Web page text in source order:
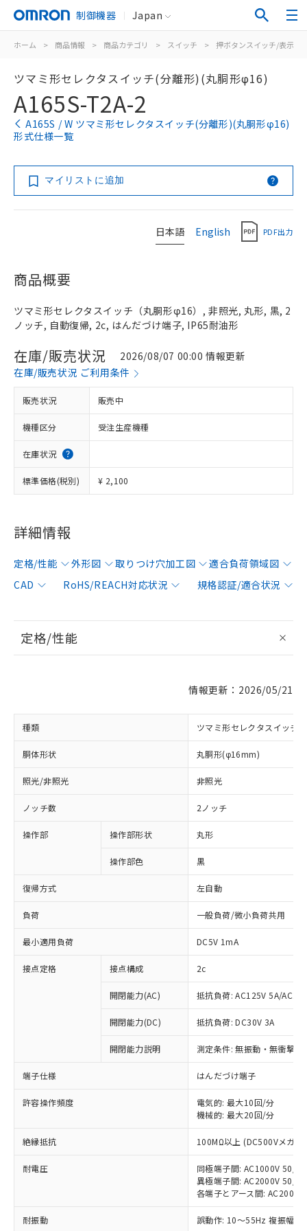
制御機器 Japan
ホーム > 商品情報 > 商品カテゴリ > スイッチ > 押ボタンスイッチ/表示灯
ツマミ形セレクタスイッチ(分離形)(丸胴形φ16)
A165S-T2A-2
A165S / W ツマミ形セレクタスイッチ(分離形)(丸胴形φ16)
形式仕様一覧
マイリストに追加
日本語 English PDF出力
商品概要
ツマミ形セレクタスイッチ（丸胴形φ16）, 非照光, 丸形, 黒, 2
ノッチ, 自動復帰, 2c, はんだづけ端子, IP65耐油形
在庫/販売状況
2026/08/07 00:00 情報更新
在庫/販売状況 ご利用条件
販売状況 販売中
機種区分 受注生産機種
在庫状況
標準価格(税別) ¥ 2,100
詳細情報
定格/性能 外形図 取りつけ穴加工図
適合負荷領域図
CAD
RoHS/REACH対応状況 規格認証/適合状況
定格/性能
情報更新：2026/05/21
種類 ツマミ形セレクタスイッチ
胴体形状 丸胴形(φ16mm)
照光/非照光 非照光
ノッチ数 2ノッチ
操作部 操作部形状 丸形
操作部色 黒
復帰方式 左自動
負荷 一般負荷/微小負荷共用
最小適用負荷 DC5V 1mA
接点定格 接点構成 2c
開閉能力(AC) 抵抗負荷: AC125V 5A/
開閉能力(DC) 抵抗負荷: DC30V 3A
開閉能力説明 測定条件: 無振動・無衝撃
端子仕様 はんだづけ端子
許容操作頻度
電気的: 最大10回/分
機械的: 最大20回/分
絶縁抵抗 100MΩ以上 (DC500Vメガ)
耐電圧
同極端子間: AC1000V 50/
異極端子間: AC2000V 50/
各端子とアース間:
耐振動 誤動作: 10～55Hz 複振幅
※1 対応状況
対応済み：EU RoHS指令（10物質）の
非含有に対応した製品が提供可能な商品で
対応予定：EU RoHS指令（10物質）の非含
有に対応した製品に切り替える予定のある
対応予定なし：EU RoHS指令（10物質）の